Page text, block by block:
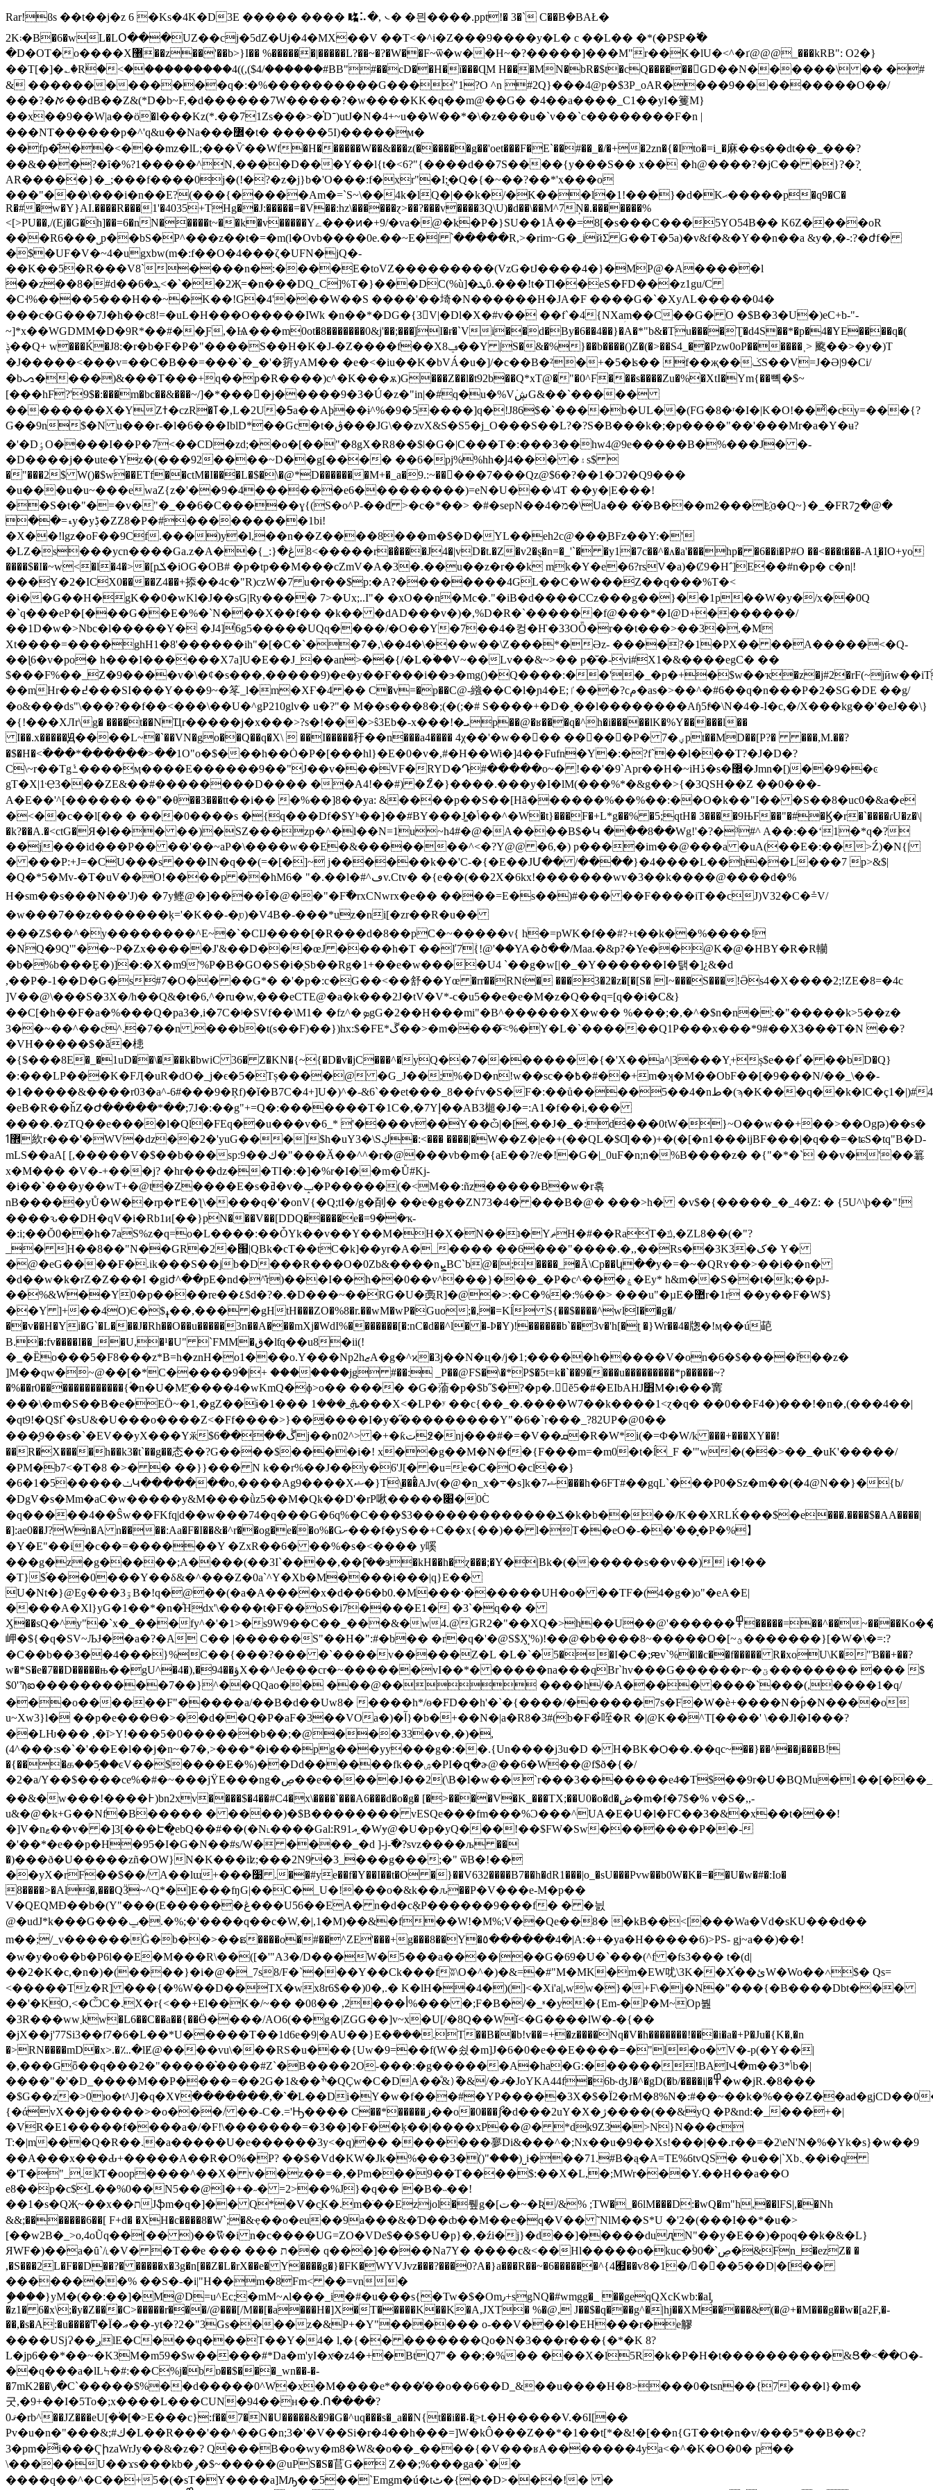
Rar!ϐs ��t��j�z 6 �Ks�4K�D3E ����� ���� 㫥⠥�, ᭥� �믠����.pptǃ� 3�` C��B݀�BAŁ�
2K܃�B�6�wL�LՕ���UZ��cj�5dZ�Սj�4�MX��V ��T<�^i�Z���9����y�L� c ��L�� �*(�P$P�߱�
�D�OT�o����X޸��z��'��b>}I�� %������|�����L?��~�?�W��F~ѿ�w��H~�?�����]���M"r��K�lU�<^�ґ@@@_���kRB": O2 �}
��T[�]�؎�R٘�<����������4((,($4/������#BB"#��cD��H�ȉ���ɊM H���MN�bR�$t�cQ������GD��N������\ �� �#
& �������������q�:�%����������G���"1?O ^n #2Q}���4@p�$3P_oAR����9���������O��/
���?�ࠀ��dB��Z& (*D�b~F,�d������7W�����?�w����KK�q��m@��G� �4��a����_C1��yI�籆M}
��x��9��W|a��ӧ�l���Kz(*.��71Zs���>�֗D־)utJ�N�4+~u��W��*�\�z���u� `v��`c��������F�n |
���NT������p�^'q&u��Na���߼�t� �����5I)�����ϻ�
��fp�͂��<���mz�lL;���Ѷ��Wf�H������W��&���z(������g��'oet���F�E`��#��_�/�+�2zn�{�Ito�=i_�⿇��s��dt��_���?
��&���?�ȋ�%?1�����^N,����D���Y��l{t�<6?"{����d��7S����{y���S�� x�� �h@����?�jC�� �}?�?̟
AR�����}�_;���f����0j�(!�?�z�j}b�'O���:f�xr"�I;̘�Q�{�~��?��*'x���o
���"���\���i�n��E?(���{�����Am�=`S~\��4k�lQ�|��k�/�K���l�1!���}�d�Kޙ�����p�q9�C�
R�#�w�Y}AI.����R���1'�4035+THg��J:�����=�V��:hz\������ɀ>��?���v����3Q\U)�d��\��M^7Ņ�.�������%
<[>PU��,/(Ej�G�h]��=6�nN�����t~��k�v�����Yے���ͷ�+9/�va�@�k�P�}SU��1Å��=8[�s���C���5YO54B�� K6Z����oR
���R6���˽p��bS�P^���z��t�=�m(l�Ovb����0e.��~E�| ՝�����R,>�rim~G�_iйΣ G��T�5a)�v&f�&�Y��n��a &y�,�-:?�ժf�
�$�UF�V�~4�ugxbw(m�:f��O�4���ζ�UFN�jQ�-
��K��5�R���V8`����n�:����E�toVZ���������(VzG�tJ����4�}�MP@�A�����l
��z��8�#d��ܔ�6<�`��2Җ=�n���DQ_C]%T�}���DC(%ù]�ܜΰ.���!t�Tl��eS�FD���z1gu/C
�C˧%����5���H��~�K��ǃG�4'���W��S ����'��埼�N������H�JA�F ����G�`�XyɅL�����04�
���c�G���7J�h��c8!=�uL�H���O�����IWk �n��*�DG�{3񋮴V|�Dl�X�#v�� ��f`�4{NXaؚm��C��G� O �$B�3�U�)eC+b-"-
~]*x��WGDMM�D�9R*��#��Ƒ,�Ѩ���m0ot�8�������0&j'��;���ǰI�ɍ�`Vi��d�By�6��4��}�A�*"b&�Tu����Ʈ�d4S��*�p�4�YE����q�(
ݙ��Q+ w���Ќ�J8:�r�b�F�P�"����S��H�K�J-�Z����f��X8ݠ��Y |S�&�%}��b����()Z�(�>��S4_��Pzw0oP������˲> 颴� �>�y�)T
�J�����<���v=��C�B��=���`�_�'�䇽yAM�� �e�<�iu��K�bVÁ�u�]/�c��B�²�+�5�ʪ�� f��җ��ݢS��V=J�Ә|9�Ci/
�bᯁ����)&���T���+q��p�R����)c^�K���ѫ)G���Z��l�t92b��Q*xT@�"�0^F���s����Zu�%�XtI�Ym{��뼥�$~
[���hF?'9$�:���m�bc��&���~/]�*����j�����9�3�Ú�z�"in|�#q�u�%Vڜ߭G&��`�����
��������X�YZߙ�czR�ߠ�,L�2U�Ꟊa��Aþ��ɨ^%�9�5����]q�!J86$�`����b�UL��(FG�8�ʳ�I�|K�O!��ͯ�cy=���{?
G��9n$�N u���r-�l�6���IblD*��Gc�t�ڨ���JG\��zvX&S�S5�j_O���S��L?�?S �B���k�;�p����"��'���Mr�a�Y�ʉ?
�'�DٶO����I��P�7<��CD�zd;��o�[��"�8gX�R8��$ǀ�G�|C���T�:���3��hw4@9e�����B�%���J� �-
�D����j��ute�Yz�(���92����~D��g[���� ��6�pj%%hh�Ϳ4��� �۽s$ 
�"���2$ W()�$w��ETf��ctM�I���L�$�\�@*D�������M+�_a�9.:~��𷨮���7���Qz@$6�?��1�Ɔʡ�Q9���
�u���u�u~���ewaZ{z�'��9�4������e6���������)=eN�U���\4T ��y�|E���!
��S�t�"�=�v�"�_��6�C�����ɣ{(S�o^P-��d >�c�*��> �#�sepN��4�מ�\Ua�� �֬�B���m2���Ŀ҈o�Q~}�_�FR7շ�@�
��=ޑy�yڋ�ZZ8�P�#���������1bi!
�X��!lgz�oF��9Cf.���)y�l,��n��Z����8���m�$�D�YL��eh2c@���֣BFz��Y:�'
�LZ�s���ycn����Ga.z�A��{_:ڠ�{�>8����r��̓���J4�|vD�t.�Z�v2�ȿ�n=�_'`� �y1�7c��^�ʌ�a'���hp� �6��i�P#O ��<���t���-A1̬�IO+yo
����$�I�~w<�l�4�>�[pݎ�iOG�OB# �p�tp��M���cZmV�A�3�.��u��z�r��k mk�Y�e�6?rsV�a)�Ȼ9�H΅]E��#n�p� c�n|!
���Y�2�ΙCX0����Z4��+掭��4c�"R)czW�7 u�r��$p:�A?��������4GL��C�W���Z��q���%T�<
�i��G��H�gK��0�wKl�J��sG|Ry���� 7>�Ux;..I"� �xO��n�Mc�."�iB�d����CCz���g��}��1p��W�y�/x��0Q
�`q���eP�[���G��E�%�`N���X��f�� �k�� �dAD���v�)�,%D�R�`������f@���*�I@D+�������/
��1D�w�>Nbc�l�����Y� �J4]͐6g5�����UQq����/�O��Y�7��4�컹�Ҥ�33OȪ�r��t���>��3�,�M
Xt����=����ghH1�8'������ih"�[�C�`��7�,\��4�\���w��\Z���*�Əz- ����?�1�PX�� ��A�����<�Q-
��ɭ6�v�po� h���I������X7a]U�E��J_��an>��{/�L�ۡ��V~��Lv��&~>�� p�̆�-vi#X1�&����egC� ��
$���F%��_Z�9����v�\�¢�s���,�����9)�e�y��Ғ���i��ɝ�mg()�Q����:�
��mHr��߄���SI���Y���9~�笗_l�m�XҒ�4 �� C�v=�p��C@-繈��C�l�ɲ4�E;ٵ���?cم�as�>��^�#6��q�n���P�2�SG�DE ��g/
�o&���ds"\ ���?��f��<���\��U�^gP210glv� u�?"� M��s���8�;(�(;�# S����+�D�˰��l��������Aɧ5fͤ�\N�4�-I�c,�/X���kg��'�eJ��\}
�{!���XЛr\g� ����t��NҴr�����j�x���>?s�!���>ŝ3Eb�-x���!�ܝp��@�ʁ���q�^h�i�����lK�%Y�����l��
I��.x�����Ԭ����L~�`��VN�go��Q��q�X\  ��I�����䄨��n���a4���� 4χ��'�w���� �����P� 7�ؠpt��MD��[P?� ���,M.��?
�$�H�<߳���*������>��1O"o�$���h��Ȯ�P�[���hl}�E�0�v�,#�H��Wi�]4��Fufn�Y�:�?f`��l���T?�J�D�?
C\~r��Tgܺߑ����ӎ����E������9��"J��v���VF�RYD�Դ#�����o~� !��'�9`Apr��H�~iHڏ�s�޼�Jmn�[)��9��ͼ
gT�X|1Ҿ3���ZE&��#��������D���� ��A4!��#) �ޯZ�}����.���y�I�lM(���%*�&g��>{�3QSH��Z ��0���-
A�E��'^[������ ��"�θ��3���tt��i�� �%��]8��ya: &����p��S��[Hã������%��%��:��O�k��"I�� �S��8�uc0�&a�e
�<��c��l[�� � ���0����s �{q���Df�$Yʰ��]��#BY���J͚�ݴ��^�W�t}���F�+L*g��% �5;qtH� 3����9ЊF��"�#�Ϗ�r�`����ɾU�z�\|
�k?��A.�˂ctG�Я�l��� ��)�SZ���zp�^�l��N=1u~h4#�@�A����B$�Կ ���8��Wg!'�?�³#^ A��:��ʻ1�*q�?
��j���id���P�� ��'��~aP�\����w��E�&�������^<�?Y@@ �6,�) p����im��@���a �uA(��E�:��>Ź)�N{|
� ���P:+J=�CU���s ���IN�q��(=�[�]~ j������k��'C-�{�E��JՄ�� /����}�4����L��h��L���7 p>&$|
�Q�*5�Mv-�T�uV��O!����p ��hM6� "�.��l�#^ڡv.Ctv� �{e��(��2X�6kx!�������wv�3��k����@����d�%
H�sm��s��� N��'J)� �7y鲣@�]����Ȋ�@��"�F߯�rxCNwrx�e�� ����=E�s��)#��� ��F����iT��cJ)V32�C�ܽ=V/
�w���7�� z�������ķ='�K��-�֧ʋ)�V4B�-���*uz�ni[�zr��R�u��
���Z$��^�y��������^E~�`�CIJ����[�R���d�8��pC�~�����v{ h�=pWK�f��#?+t��k��%����!
�NQ�9Q'"��~P�Zx�����J'&��D���œJ ����h�T ��ľ7ؔ{!@'��YA�ծ��/Maa.�&p?�Ye��@K�@�HBY�R�R轥
�b�%b���Ȩ�)]�:�X�m9'%P�B�GO�S�i�֖Sb��Rg�1+��e�w����U4 `��g�w[|�_�Y������I�탥�]¿&�d
,��P�-1��D�G�s#7�O�� ��G*� �'�p�:c�G��<��舒��Yœ �rr��RNt� ���3�2�z�[�[S� I~���S���!Ӛs4�X����2;!ZE�8=�4c
]V��@\���S�3X�/h��Q&�t�6,^�ru�w,���eCTE@�a�k���2J�tV�V*-c�u5��e�e�M�z�Q��q=[q��i�C&}
��C [�h��F�a�%���Q�pa3�,i�7C�ʲ�SVf��\M1� �fz^�ܤgG�2��H���mi"�B^������X�w�� %���;�,�^�$n�n�:�"�����k>5��z�
3��~��^��c^.�7��n ,���b�t(s��F)��})hx:$�FE*ڱ��>�m�̶���҇<%�Y�L�`������Q1P���x���*9#��X3���T�N ��?
�VH�����$�ǎ�槵
�{$���8 E�_�1uD��\���k�bwiC 36� Z�KN�{~{�D�v�jC���^�yԚ��7��������{�'X��a^|3���Y͔+ș$e��fٴ� ��bD�Q}
�:���LP���K�FӅ�uR�dO�_j�ϵ�5�Tș����@ �G_J��;%�D�n!w��sc��߿�#��+m�ʞ�M��ObF��[�9���N/��_\��-
�1�����&����r03�a^-6#���9�Ŗf)�ǐ�B7C�4+]U�)^�- &6`��et���_8��ѓv�S�F�:��ů����5��4�nط�(ϡ�K���q��k�lC�ç1�|)#4/H��,��|
�eB�R��ȟZ�Ժ�����*��;7J�:��g"+=Q�:�������T�1C�,�7Yإ��AB3㯧�J�=:A1�f��i,���
����.�zTQ��e����l�Ql�FEq��u���v�6_* '����v��Y��ѽ|�[,��J�_�:d���0tW�}~O��w��+��>��Ogթ)��s�
޾ߗ䊻r���'�WV�dz��2�'yuG���]$h�uY3�\Sڮ�:<��� ����|�W��Z�|e�+(��QL�$Ƣ��)+�(�[�n1���ijBF���|�q��=�ʨS�tq"B�D-
mLS��aA[ [,�����V�$��b���sp:9��ك�"���Ӑ��^^�r�@���vb�m�{aE��?/e�!�G�|_0uϜ�n;n�%B����z� �{"�*�` ��v�'��簒
x�M��� �V�-+���j? �hr���dz��TI�:�]�%r�I��m�Ǚ#Kj-
�i��`���y��wT+�@t�Z����E�s�ߥ�v�ݒ�P�����(�<M��:ñz�����B�w�r혺
nB�����yŮ�W��rp�٣E�ƪ\����q�'�onV{�Q;tI�/g�㓦� ��ֺe�g��ZN73�4� ���B�@� ���>h� �v$�{�����_�_4�Z: � {5U^\ϸ��"!
����ԅ��DH�qV�i�Rb1и[��}pN���V��[DDQ�����e�=9ܲ��ҡ-
�:i;��Ŏ0��h�7aS%z�q=o�L����:��ȰYk��v��Y��M�H�X�N��ʇ�YޡH�#��RaT�ݿ,�ZL8��(�"?
_� H��8��"N��GR�2�՘|QBk�cT��tC�k]��yr�A�_���� ��6���"����.�,,��Rs��3K3�ک� Y�
�@�eG����F�.ik���S��jb�D���R���O�0Zb&����nܨBC`b@�|;����_�Ã\Cp��կ��y�=�~�QRʏ��>��i��n�
�d��w�k�rZ�Z���I �giժ^��pE�nd�^̐r)���I��h��0��v^���}���_�P�c^���ۼ�Ey* h&m��S��t�k;��pɈ-
��%&W��Y0�p����re��٤$d�?�.�D���~��RG�U�䯨R]�@�>:�C�%�:%��> ���u"�µE�޺r�1r ��y��F�W$}
��Y ]+��4O)Є�$ߪ��,��� �gHtH���ZO�%8�r.��wM�wP�Guo;�,�=Kĺ S{��$����^wlI��g�/
��v��H�Yi�G`�L���J�Rh��O��u�����3n��A���mXj�WdI%�������[�:nC�d��^l� �-Þ�Y)!������b`��3v�'h[�ʈ �}Wr��4�牎�!ӎ��ú䒻
B.�:fv����I��_�U,�¹�U" `FMM�ق�lƭq��u8�ii(!
�_�Ȅo���5�F8���z*B=h�znH�o1���o.Y���Np2hޒA�g�^ϰ�3j��N�ц�/j�1;�����h�����V�on�6�$����ř��z�
]M��qw�~@��[�*C�����9ؑ�|+ �������jg #��: _P��@FS�\�*P$�5t=k�`��9����u���������*p�����~?
�%��r0�������������{ؑ�n�U�M"҈����4�wKmQ�ɸ>o�� ���� �G�蕍�p�$b˝$�?�p�.ĕ5�#�EIbAHJ׻M�ı���㝤
���\�m�S��B�e�EÖ~�1,�gZ��ɨ�1��� ܞ_���1���X<�LP�ʸ ��c{��_�.����W7��k����1<ɀ�q� ��0��F4�)���!�n�,(��� 4��|
�qt9!�Q$f`�sU&�U� ��o����Z<�Ff����>}��̬����I�y�̋���������Y"�6�`r���_?82UP�@0��
���̞9��s�`�EV��yX���Yӂ$ڴ����6j��n02^> �+�ƙت߶�nj���#�=�V��ܩ�R�W*i(�=Φ�W/k ���+���XY��!
��R�X����h��k3�t`��g��态��?G����$����i�! x��g��M�N�f�{F���m=�m0�t�ĺ_F �'"w�(��>��_�uK'�����/
�PM�b7<�Ƭ�8 �>� � ��}}��� N k��r%��J��y�6'J[� �u=e�C�O�cl��}
�6�1�5�����ݖԿ�������o,����Ag9����Xޝ�}T\̬���៌AJv(�@�n_x�܋�s]k�7ޝ���h�6FT#��gqL`���P0�Sz�m��(�4@N��}�{b/
�DgV�s�Mm�aC�w�����y&M����ǜz5��M�Qk��D'�rP啾�����׈�0C̀
�q�����4��Ŝw��FKfq|d��w���74�q���G�6q%�C���$3�������������ݎ�k�b����/K��XRLЌ���$�e���.����$�AA����|
�]:ae0��J?Wn�A n����:Aa�F�I��&�^r��og�e��o%�Gށ���f�yS��+C��x{��)�� l�T��eO�-��'��̞�P�%】
�Y�E"��i�c��=������Y �ZxR��6� ��%�s�<���� y嗘
���g�z�g�����;A����(��3I`����,��݉[��ɜ�kH��h�ɀ���;�Υ�|Bk�(������s��v��) i�!��
�T}$֝���0���Y��δ&�^���Z�0a`^Y�Xb�M����i���|q}E��
U�Nt�}@Eƍ���ۊ3B�!q�@��(�a�A����x�d��6�b0.�M���ˑ������UH�o� ��TF�(4�g�)o"�eA�E|
����A�Xl}yG�1��*�n�ͣHdx'\����t�F��oS�i7����E1� �3`�q�� �
Ӽ��sQ�^y"�`x�_���fy^�'�1>�s9W9��C��_���&�w4.@GR2�"��XQ�>h��U��@'������߾�����=��^��~����Ko��`�sK
岬�${�q�SV~ЉɈ��a�?�A C�� |������S"��H�":#�b�� �r�q�'�@S$Ӽ̘'%)!��@�b����8~�����O�[~ؿ�������}[�W�\�=:?
�C��b��3��4���}%C��{���?��� �`����v�����Z�L �L�`�֫5��I�C�;ԙv`%�l�c��f����� R�xoU\K�"Ɓ��+��?
w�*S�e�7��D�����њ��gU^�4�),�94��ؤX��^Je���cr�~������vI��*� �����na���qBr`hv���G������r~�ؾ�������� ��� $
$0'Ϡఐ����������7��}^��QQao�� ���@�� ����h/�A���� ����`���(,����1�q/
���o������F"�����a/��B�d��Uw8� ����h*/ѳ�FD��h'�`�{����/������7s�F�W�è+����N�ؑp�N����o
u~Xw3}l� ��p�e���Ѳ�>��d��Q�P�aF�3��VOa�)�آ}�b�+��N�|a�R8�3#(b�F�̉咥�R �|@K��^T[����' \��Jl�I���?
��LǶ��� ,�ĭ>Y!���5�0������b��;�@���33�v�,�)�,
(4^���:s�`�'��E�l��j�n~�7�,>���*�i���pg���yy���g�:��.{Un����j3u�D � H�BK�Ѻ��.��qc~��}��^��j���B!
�{���௧��5̦��ͼV��$����E�%)��Dd������fk��ۺ�PI�զ�ɚ@��6�W��@f$ð�{�/
�2�a/Y��$����ce%�#�~���jΫE���ng�ڝ��e�����J��2(\B�l�w��`r���3�������e4ͨ�T$��9r�U�BQMu�1��[���_�|
��&�w���!����߅)bn2xv����$�4��#C4�x\����`���A6���d�o�g� [�>����V�K _���TX;��U0�o�d�ڞ�m�f�7$�% v�S�,,-
u&�@�k+G��Nf�B����� � ����)�$B�������� vESQe���fm���%Ɔ���^UA�E�U�l�FC��3�&�x��t���!
�]V�nޱ��v� �]3[���Է�͈ebQ��#��(�N˪����Gal:R91އ˿�Wɏ@�U�p�yQ���!��$FW�Sw�������P��-
�'��*�e��p�H�95�I�G�N��#s/W� ����_�d ]-j-߯�?svz����љ ��
�)���ð�U�����zñ�OW}N�K���iʫ;���2N9�3_���g���;�" ѿB�!��
��yX�rF��$��/ A��lɯ+���׹ .��#ye��f�Y��I��t�O �}��V632����B7��h�dR1���|o_�sU���Pvw��b0W�K�=��U�w�#�:Io�
8����>�Al�,���QӞ~^Q*�]E���ʩG|��C�_U�!���o�&k��ԉ��P�V���e-M�p��
V�QEQMƉ��b�(Y"���(E������ڠ���U56��EA� n�d�cܼ&P������9���f� � �늸
@�udJ*k���G���ݐ�.�%;�'����q��c�W,�|,1�M)��&�f��W!�M%;V��Qe��8� �kB��<[���Wa�Vd�sKU���d��
m��;/_v������Ġ�b��>��ຘ����o�#��^ZE'���+g���8��Y�٥������4�|A:�+�ya�H�����6)>PS- gj~a��)��!
�w�y�o��b�P6l��E�M���R\��([�'"A3�/D���W�5���a����|��G�69�U�`���(^f �fs3��� t�(d|
��2�K�c,�n�)�(����}�i�@�_7s8/F�`���Y��Ck���fʬ\O�^�)�&=�#"M�MK�m�EW㕱\3K��X֫��ئW�Wo��˄$� Qs=
<�����Tz�R] ���{�%W��D��TX�wx8r6$��)0�,.� K�lH��4�)(]<�Xi'a|,ww�}�+F\�j�N�"���{�B����Dbt���
��'�KO,<�ѼC�.X�r{<��+El��K�/~�� �0ϐ�� ,2���أ%��� �;F�B�/�_ʶ�y�{Em-�P�M~Op붪
�3R���ww܂kw�L6��C��a��{��Ӫ����/AO6(��g�|ZGG��]v~x�U[/�8Q��Wǐ<�G����lW�-�{��
�jX��j'77Si3��f7�6�L��*U�����T��1d6e�9|�AU��}E�ܺ���.T��B��b!v��=+�z����Nq�V�h�������!���i�a�+P�Ju�{K�,�n
�>RN����mD�x>.�؊�lɆ@����vu\���RS�u���{Uw�9=��f(W�쇴�m]J�6�0�e��E����=�"l�o� V�-p(�Y��|
�,���Gȫ��q���2�"�����͛����#Z`�B����2O-���:�g������A�ha�G:������!BAIՎ�m��ݳ*3b�|
����"�'�D_����M��P����=��2G�1&��ׯ�QÇw�C�DA��ͤ&)ٓ�&/�ޤ�JoYKA44f�6b˞ʤJ�^�gD(�b/����i|�߾�w�jR.�8���
�$G��z�>0ю�t^J]�q�X٧�������,�`�L��Di�Y�w�f���#�YP�����3X�$�Ϊ2�rM�8%N�:#��~��k�%���Z��ad�gjCD��0�F�����[)L���]wqe�&�T��Z�,
{�άvX��j�����>�o���/ ��-C�.='Ԣ���� C��*�����ز��o�0���ޯj�d���2uY�X�ژ����(��&yQ �P&nd:�_���+�|
�VR�E1�����f����a�/�F!\�������=�3��]�F��ķ��|����xP��@� *dk9Z3�>N}N���c
T:�|m���Q�R��.�a�����U�e������3y<�q)�� �������夣Di&���^�;Nx��u�9��Xs!���|��.r��=�2\eN'N�%�Yk�s}�w��9
��A���x���Ԃ+�����A��R�O%�P? ��$�Vd�KW�Jk�%���3�ۨ()"���)˽i���71.#B�ą�A=TE%6tvQS� �u��|`Xb܆��i�q
�'T�"_.k͊T�oop����^��X� v��z��=�,�Pm���9��T����$:��X�L,�;MWr���Y.��H��a��O
e8��p�c$L��%0��N5��@l�+�˶� =2>��%J}�q�� �B�˵��!
��1�s�QҖ~��x��תJֆm�q�]�� Q*�V�c̭К�.m�ֹ��Ezjol�뤺g�[ت�~�Ʀ/&% ;TW�_�6lM���D:�wQ�m"h,��lFS|,��Nh
&&;�������6��[ F+d� �XH�c����8�W`;�&ҿ��o�eu��9a���&�Ɗ��ȸ��M��e�q�V�� ˜NlM��S*U �'2�(���I��*�u�>
[��w2B�_>o,4oŨq��[�� )��ޫw�i n�c����UG=ZO�VDe$��$�U�p}�,�źi�j}�d��]�����duԯN"��y�E��)�poq��k�&�L}
ЯWF�)��a�ȗ`/˪�V� �T�ܿ�e ��� ��� ת�� ԛ���]����Na7Y� ����c&<��Hl�����o�kuc�֒ڝ`�90�&Fn_�ezZ� �
,�S���2L�F��D��?� �����x�3g�n[��Z�L�rX��e� Y����g�}�FK�WYVJvz���?���0?A�}a���R��~�6������^{4﹯��ѵ8�1�/򳷴���5��D|�[��
��������% ��S�-�i|"H��m�8Fm< ��=vn�
ި����}yM�(��:��]�M@D=u^Ec;�mM~ߍl���_i�#�u���s{�Tw�$�Om٫+sgNQ�#wmgg�_ ��geqQXcKwb:�aI̡
�z1� 6�x\;�y�Z���C>�����r���/@���[/M��[�a���H�]X�T�����K��K�A,JXT� %�@, J��$�q���g^�|hj��XM�����&(�@+�M���g��w�[a2F,�-
��,�s�A:�u����Ͳ�Ї�ޢ��-yt�?2�"3Gs����z�&P+�Y"������ o-��V���l�EH���r�e䚧
����USjɁ��ږlE�C���q���T��Y�4� l,�{�� �������Qo�N�3���r���{�*�K 8?
L�jp6��*��~�K3M�m59�$w�����#*Da�m'yI�xͬ�z4�+�BtQ7"� ��;�%�� ���X�l5R�k�P�H�t����������&Ց�<��O�-
��q���a�lLϞ�#:��C%j�bɒ��$���_wn��-�-
�7mK2��\٫�C`�����$%��d�����0^W�x�M����e*���̓��o��6��D_&��u����H�8>���0�tsn��{7���l}�m�
굿,�9+��I�5To�;x����L���CUN�94��ʜ��.Ո����?
ޤ0�rb^��JZ���eU[ܻ�ؙ�[�>Ε���c}:f��7�N�U�����&�9�G�^uq���s�_a��N{t��i��˖�ֱ>t.�H�����V.�6I[��
Pv�u�n�"���&;#ك�L��R���'��^��G�n;3�'�V��Si�r�4��h���=]W�kÔ��� Z��*�1��t[*�&!�[��n{GT��t�n�v/���5*��B��c?
3�pm�͋i���ҀիzaWrJy��&�z�? Q���B�o�wy�m8�W&�o��_����{�V���ʁA�������4ya<�^�K�O�0� p��
\�����U��ϫs���kb�ݛ�$~�����@uPS�S�苢G� Z��;%���ga�`��
����q��^�C��+5�(�sT�Y����a]Mԡ��5��`Emgm�ú�tٹ�{��D>���!� �